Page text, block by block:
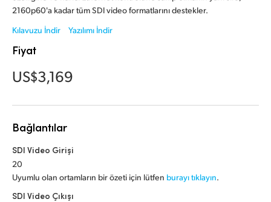
Japan
Poland
2160p60'a kadar tüm SDI video formatlarını destekler.
Kılavuzu İndir
Yazılımı İndir
Fiyat
US$3,169
Bağlantılar
SDI Video Girişi
20
Uyumlu olan ortamların bir özeti için lütfen burayı tıklayın.
SDI Video Çıkışı